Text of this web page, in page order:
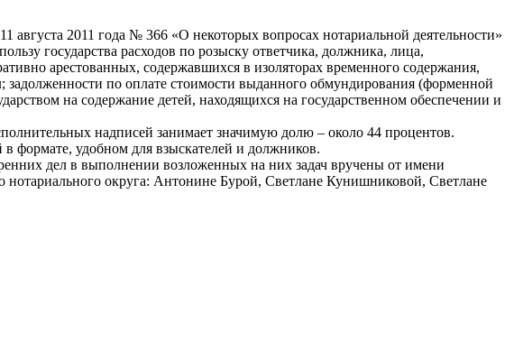
августа 2011 года № 366 «О некоторых вопросах нотариальной деятельности»
государства расходов по розыску ответчика, должника, лица,
арестованных, содержавшихся в изоляторах временного содержания,
по оплате стоимости выданного обмундирования (форменной
на содержание детей, находящихся на государственном обеспечении и
надписей занимает значимую долю – около 44 процентов.
формате, удобном для взыскателей и должников.
дел в выполнении возложенных на них задач вручены от имени
округа: Антонине Бурой, Светлане Кунишниковой, Светлане